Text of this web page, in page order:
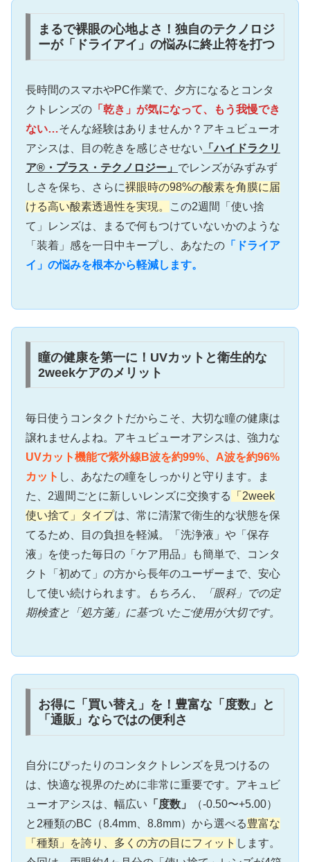
まるで裸眼の心地よさ！独自のテクノロジ
ーが「ドライアイ」の悩みに終止符を打つ
長時間のスマホやPC作業で、夕方になるとコンタ
クトレンズの 「乾き」が気になって、もう我慢でき
ない…そんな経験はありませんか？アキュビューオ
アシスは、目の乾きを感じさせない 「ハイドラクリ
ア®・プラス・テクノロジー」 でレンズがみずみず
しさを保ち、さらに裸眼時の98%の酸素を角膜に届
ける高い酸素透過性を実現。
この2週間「使い捨
て」レンズは、まるで何もつけていないかのような
「装着」感を一日中キープし、あなたの 「ドライア
イ」の悩みを根本から軽減します。
瞳の健康を第一に！UVカットと衛生的な
2weekケアのメリット
毎日使うコンタクトだからこそ、大切な瞳の健康は
譲れませんよね。アキュビューオアシスは、強力な
UVカット機能で紫外線B波を約99%、A波を約96%
カット し、あなたの瞳をしっかりと守ります。ま
た、2週間ごとに新しいレンズに交換する
「2week
使い捨て」タイプは、常に清潔で衛生的な状態を保
てるため、目の負担を軽減。「洗浄液」や「保存
液」を使った毎日の「ケア用品」も簡単で、コンタ
クト「初めて」の方から長年のユーザーまで、安心
して使い続けられます。
もちろん、「眼科」での定
期検査と「処方箋」に基づいたご使用が大切です。
お得に「買い替え」を！豊富な「度数」と
「通販」ならではの便利さ
自分にぴったりのコンタクトレンズを見つけるの
は、快適な視界のために非常に重要です。アキュビ
ューオアシスは、幅広い 「度数」
（-0.50〜+5.00）
と2種類のBC（8.4mm、8.8mm）から選べる豊富な
「種類」を誇り、多くの方の目にフィット します。